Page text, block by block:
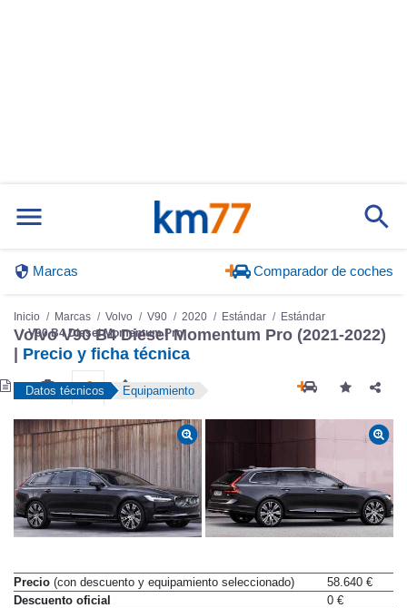
Marcas Comparador de coches
Inicio Marcas Volvo V90 2020 Estándar
Estándar
V90 B4 Diesel Momentum Pro
Volvo V90 B4 Diesel Momentum Pro (2021-2022)
Precio y ficha técnica
Datos técnicos Equipamiento
Precio (con descuento y equipamiento seleccionado)
58.640 €
Descuento oficial
0 €